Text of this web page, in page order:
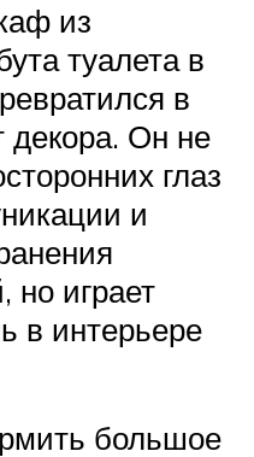
из
туалета в
в
декора. Он не
глаз
и
играет
в интерьере
большое